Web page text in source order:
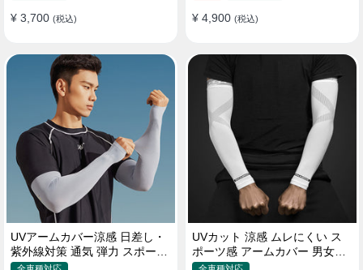
¥ 3,700 (税込) ¥ 4,900 (税込)
UVアームカバー涼感 日差し・
紫外線対策 通気 弾力 スポーツ
感 メンズ
UVカット 涼感 ムレにくい ス
ポーツ感 アームカバー 男女汎
用 xs-xxl